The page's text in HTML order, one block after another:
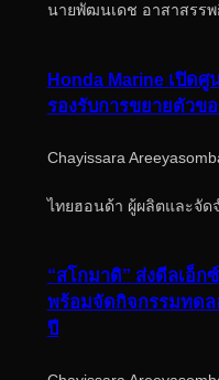
นายพัฒนเดช อาสาสรร
Honda Marine เปิด
รองรับการขยายตัวข
Chayissara
ไทยฮอนด้า ผู้ผลิตและจัด
“สโกมาดิ” ส่งดีลเอ็ก
พร้อมจัดกิจกรรมทด
ปี